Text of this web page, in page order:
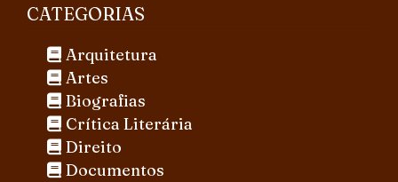
CATEGORIAS
Arquitetura
Artes
Biografias
Crítica Literária
Direito
Documentos